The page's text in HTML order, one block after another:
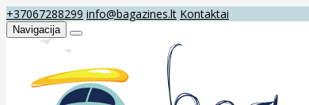
+37067288299 info@bagazines.lt Kontaktai
Navigacija